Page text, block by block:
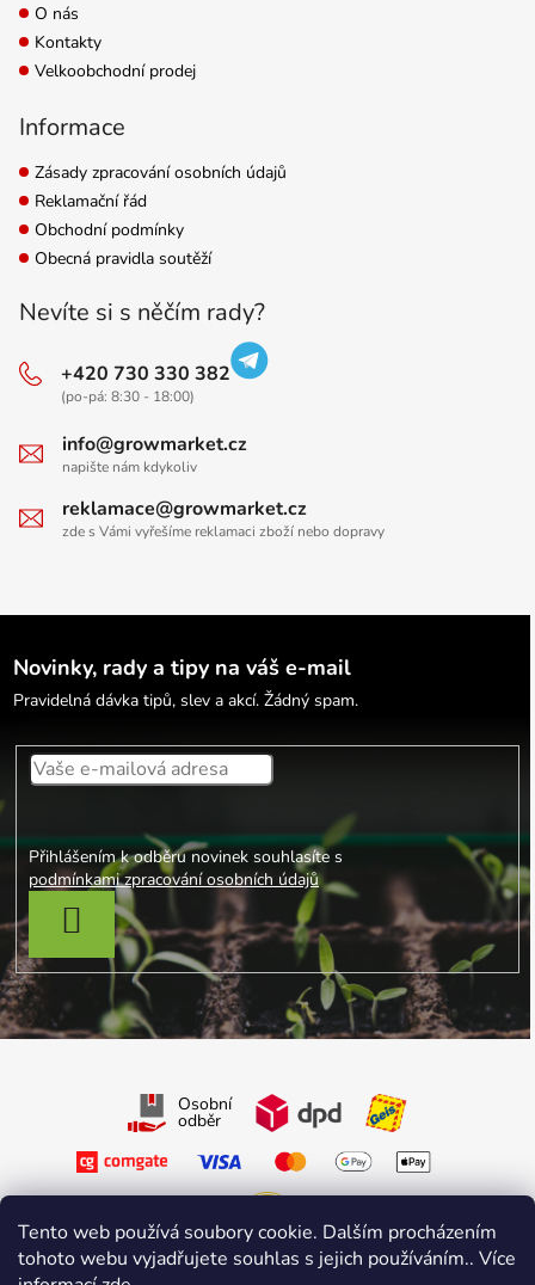
Tento web používá soubory cookie. Dalším procházením
tohoto webu vyjadřujete souhlas s jejich používáním.. Více
O nás
Kontakty
Velkoobchodní prodej
Informace
Zásady zpracování osobních údajů
Reklamační řád
Obchodní podmínky
Obecná pravidla soutěží
Nevíte si s něčím rady?
+420 730 330 382
(po-pá: 8:30 - 18:00)
info@growmarket.cz
napište nám kdykoliv
reklamace@growmarket.cz
zde s Vámi vyřešíme reklamaci zboží nebo dopravy
Novinky, rady a tipy na váš e-mail
Pravidelná dávka tipů, slev a akcí. Žádný spam.
Přihlášením k odběru novinek souhlasíte s
podmínkami zpracování osobních údajů
PŘIHLÁSIT SE
Osobní
odběr